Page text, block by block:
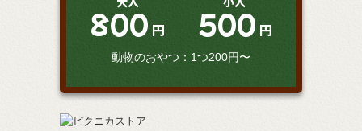
800 円 500 円
動物のおやつ：1つ200円〜